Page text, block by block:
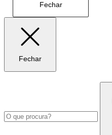
Fechar
Fechar